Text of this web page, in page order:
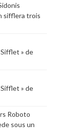
sifflera trois
» de
» de
Roboto
sous un